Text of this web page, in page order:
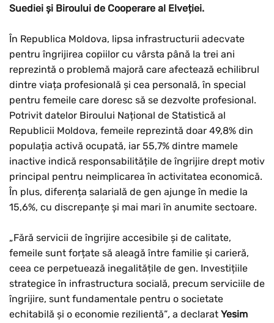
Suediei și Biroului de Cooperare al Elveției.
În Republica Moldova, lipsa infrastructurii adecvate
pentru îngrijirea copiilor cu vârsta până la trei ani
reprezintă o problemă majoră care afectează echilibrul
dintre viața profesională și cea personală, în special
pentru femeile care doresc să se dezvolte profesional.
Potrivit datelor Biroului Național de Statistică al
Republicii Moldova, femeile reprezintă doar 49,8% din
populația activă ocupată, iar 55,7% dintre mamele
inactive indică responsabilitățile de îngrijire drept motiv
principal pentru neimplicarea în activitatea economică.
În plus, diferența salarială de gen ajunge în medie la
15,6%, cu discrepanțe și mai mari în anumite sectoare.
„Fără servicii de îngrijire accesibile și de calitate,
femeile sunt forțate să aleagă între familie și carieră,
ceea ce perpetuează inegalitățile de gen. Investițiile
strategice în infrastructura socială, precum serviciile de
îngrijire, sunt fundamentale pentru o societate
echitabilă și o economie rezilientă”, a declarat Yesim